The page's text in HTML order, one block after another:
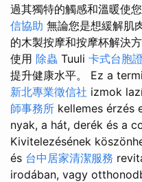
過其獨特的觸感和溫暖使
信協助 無論您是想緩解肌
的木製按摩和按摩杯解決
使用 除蟲 Tuuli 卡式台胞
提升健康水平。 Ez a
新北專業徵信社 izmok
師事務所 kellemes érzés
nyak, a hát, derék és a
Kivitelezésének
és 台中居家清潔服務
irodában, vagy